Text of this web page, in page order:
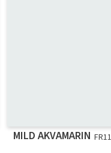
MILD AKVAMARIN